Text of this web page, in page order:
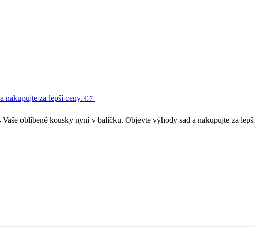
nakupujte za lepší ceny. 👉
Vaše oblíbené kousky nyní v balíčku. Objevte výhody sad a nakupujte za